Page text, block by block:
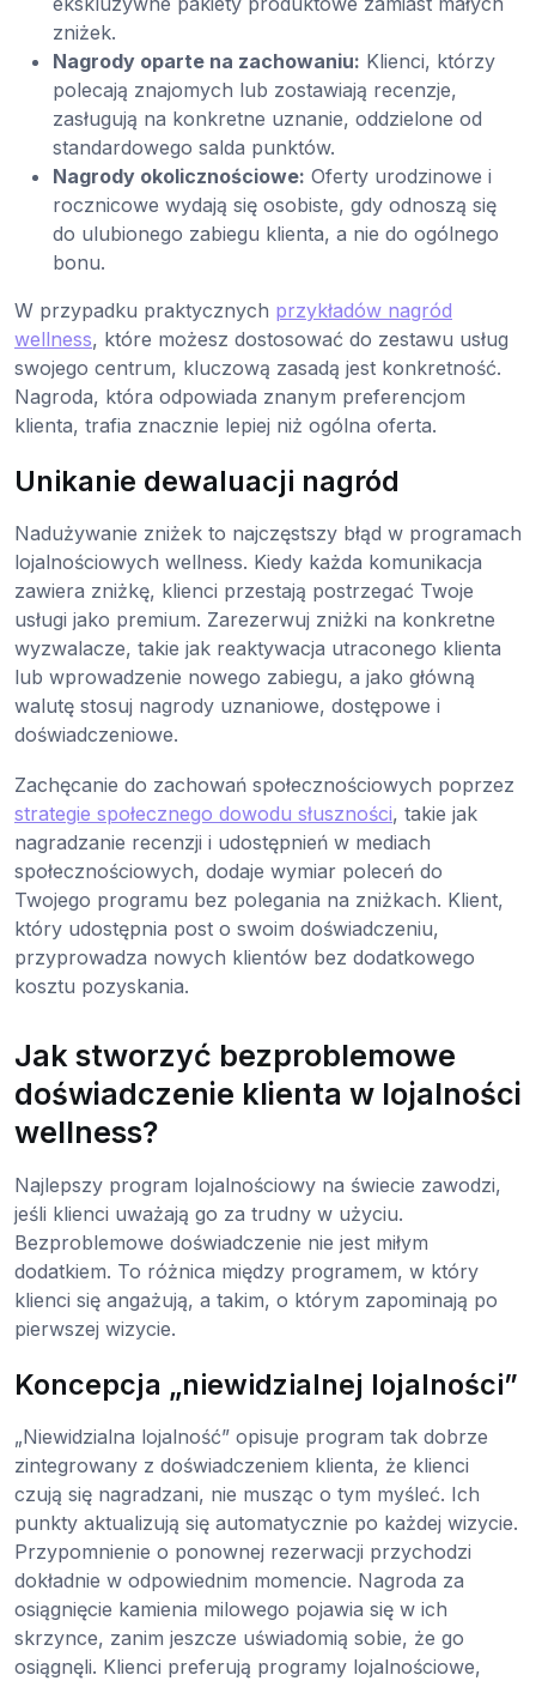
zniżek.
Nagrody oparte na zachowaniu: Klienci, którzy
polecają znajomych lub zostawiają recenzje,
zasługują na konkretne uznanie, oddzielone od
standardowego salda punktów.
Nagrody okolicznościowe: Oferty urodzinowe i
rocznicowe wydają się osobiste, gdy odnoszą się
do ulubionego zabiegu klienta, a nie do ogólnego
bonu.
W przypadku praktycznych przykładów nagród
wellness, które możesz dostosować do zestawu usług
swojego centrum, kluczową zasadą jest konkretność.
Nagroda, która odpowiada znanym preferencjom
klienta, trafia znacznie lepiej niż ogólna oferta.
Unikanie dewaluacji nagród
Nadużywanie zniżek to najczęstszy błąd w programach
lojalnościowych wellness. Kiedy każda komunikacja
zawiera zniżkę, klienci przestają postrzegać Twoje
usługi jako premium. Zarezerwuj zniżki na konkretne
wyzwalacze, takie jak reaktywacja utraconego klienta
lub wprowadzenie nowego zabiegu, a jako główną
walutę stosuj nagrody uznaniowe, dostępowe i
doświadczeniowe.
Zachęcanie do zachowań społecznościowych poprzez
strategie społecznego dowodu słuszności, takie jak
nagradzanie recenzji i udostępnień w mediach
społecznościowych, dodaje wymiar poleceń do
Twojego programu bez polegania na zniżkach. Klient,
który udostępnia post o swoim doświadczeniu,
przyprowadza nowych klientów bez dodatkowego
kosztu pozyskania.
Jak stworzyć bezproblemowe
doświadczenie klienta w lojalności
wellness?
Najlepszy program lojalnościowy na świecie zawodzi,
jeśli klienci uważają go za trudny w użyciu.
Bezproblemowe doświadczenie nie jest miłym
dodatkiem. To różnica między programem, w który
klienci się angażują, a takim, o którym zapominają po
pierwszej wizycie.
Koncepcja „niewidzialnej lojalności”
„Niewidzialna lojalność” opisuje program tak dobrze
zintegrowany z doświadczeniem klienta, że klienci
czują się nagradzani, nie musząc o tym myśleć. Ich
punkty aktualizują się automatycznie po każdej wizycie.
Przypomnienie o ponownej rezerwacji przychodzi
dokładnie w odpowiednim momencie. Nagroda za
osiągnięcie kamienia milowego pojawia się w ich
skrzynce, zanim jeszcze uświadomią sobie, że go
osiągnęli. Klienci preferują programy lojalnościowe,